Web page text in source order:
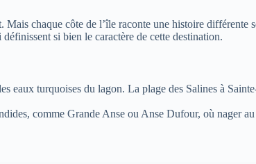
chaque côte de l’île raconte une histoire différente
si bien le caractère de cette destination.
eaux turquoises du lagon. La plage des Salines à
comme Grande Anse ou Anse Dufour, où nager